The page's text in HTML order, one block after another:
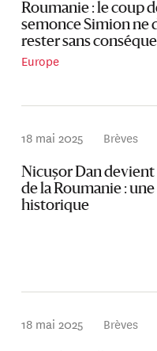
Roumanie : le coup
semonce Simion ne
rester sans
Europe
18 mai 2025 Brèves
Nicușor Dan
de la Roumanie :
historique
18 mai 2025 Brèves